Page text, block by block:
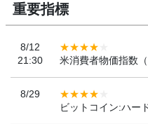
重要指標
8/12
21:30
米消費者物価指数
8/29
ビットコイン:ハー